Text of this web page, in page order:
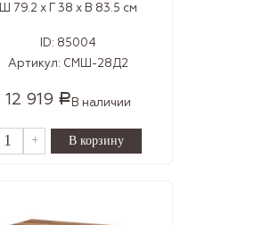
Ш 79.2 x Г 38 x В 83.5 см
ID: 85004
Артикул: СМШ-28Д2
12 919 Р В наличии
+